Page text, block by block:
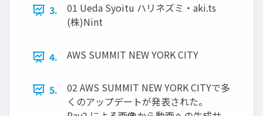
3.
01 Ueda Syoitu ハリネズミ・aki.ts
(株)Nint
4. AWS SUMMIT NEW YORK CITY
5.
02 AWS SUMMIT NEW YORK CITYで多
くのアップデートが発表された。